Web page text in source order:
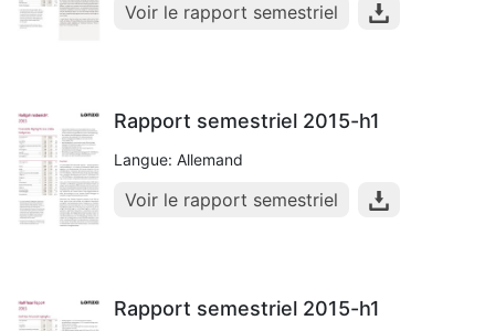
Voir le rapport semestriel
Rapport semestriel 2015-h1
Langue: Allemand
Voir le rapport semestriel
Rapport semestriel 2015-h1